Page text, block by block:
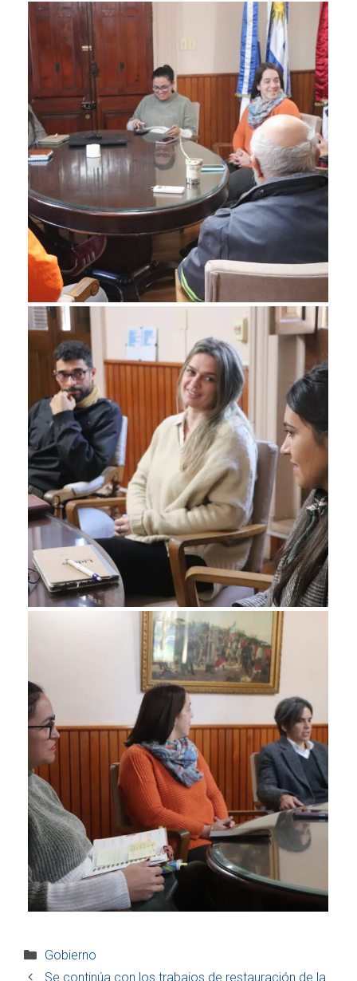
Categorías
Gobierno
Se continúa con los trabajos de restauración de la